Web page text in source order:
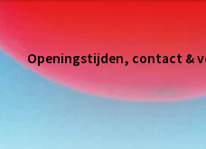
Openingstijden, contact &